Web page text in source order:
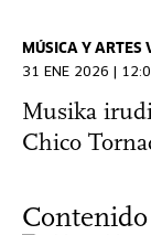
MÚSICA Y ARTES
31 ENE 2026 |
Musika
Chico